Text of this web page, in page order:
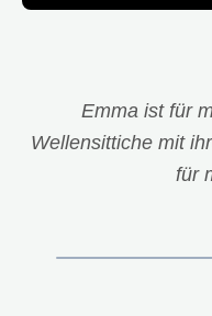
Emma ist für
Wellensittiche mit
für